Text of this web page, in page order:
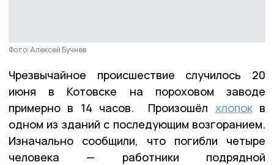
Фото: Алексей Бучнев
Чрезвычайное происшествие случилось 20
июня в Котовске на пороховом заводе
примерно в 14 часов. Произошёл хлопокв
одном из зданий с последующим возгоранием.
Изначально сообщили, что погибли четыре
человека — работники подрядной